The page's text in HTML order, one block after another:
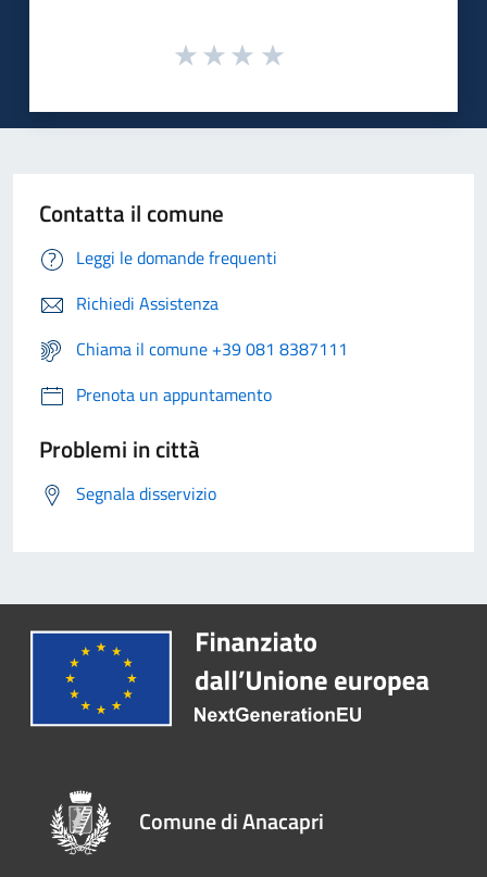
Contatta il comune
Leggi le domande frequenti
Richiedi Assistenza
Chiama il comune +39 081 8387111
Prenota un appuntamento
Problemi in città
Segnala disservizio
Comune di Anacapri